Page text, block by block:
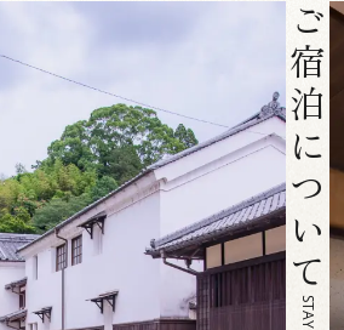
ご宿泊について
STAY